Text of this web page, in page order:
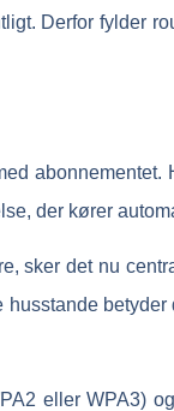
Derfor fylder
abonnementet.
der kører
sker det nu
eller WPA3)